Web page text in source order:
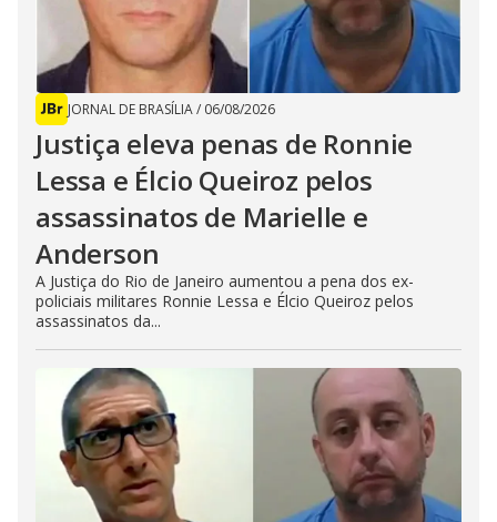
JORNAL DE BRASÍLIA/ 06/08/2026
Justiça eleva penas de Ronnie
Lessa e Élcio Queiroz pelos
assassinatos de Marielle e
Anderson
A Justiça do Rio de Janeiro aumentou a pena dos ex-
policiais militares Ronnie Lessa e Élcio Queiroz pelos
assassinatos da...